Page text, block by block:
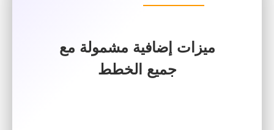
ميزات إضافية مشمولة مع
جميع الخطط